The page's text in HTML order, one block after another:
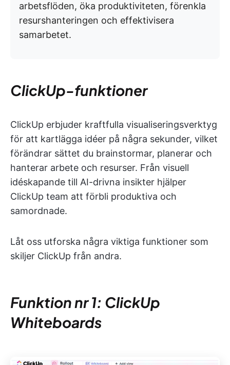
arbetsflöden, öka produktiviteten, förenkla
resurshanteringen och effektivisera
samarbetet.
ClickUp-funktioner
ClickUp erbjuder kraftfulla visualiseringsverktyg
för att kartlägga idéer på några sekunder, vilket
förändrar sättet du brainstormar, planerar och
hanterar arbete och resurser. Från visuell
idéskapande till AI-drivna insikter hjälper
ClickUp team att förbli produktiva och
samordnade.
Låt oss utforska några viktiga funktioner som
skiljer ClickUp från andra.
Funktion nr 1: ClickUp
Whiteboards